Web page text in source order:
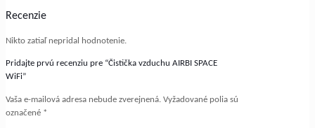
Recenzie
Nikto zatiaľ nepridal hodnotenie.
Pridajte prvú recenziu pre “Čistička vzduchu AIRBI SPACE
WiFi”
Vaša e-mailová adresa nebude zverejnená. Vyžadované polia sú
označené *